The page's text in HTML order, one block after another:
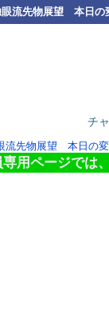
流先物展望 本日の
チ
用ページでは